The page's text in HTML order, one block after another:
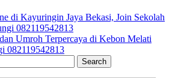
di Kayuringin Jaya Bekasi, Join Sekolah
082119542813
Umroh Terpercaya di Kebon Melati
082119542813